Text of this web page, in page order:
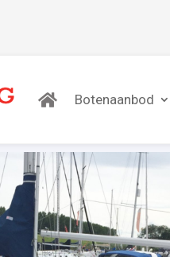
Botenaanbod